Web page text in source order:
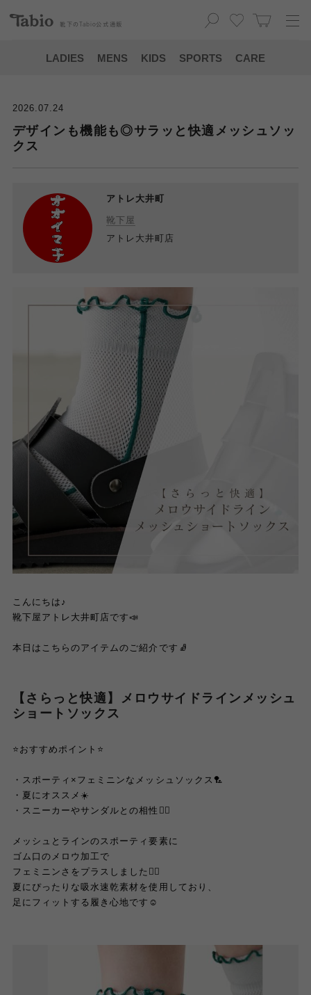
靴下の Tabio 公式通販
LADIES MENS KIDS SPORTS CARE
2026.07.24
デザインも機能も◎サラッと快適メッシュソッ
クス
アトレ大井町
靴下屋
アトレ大井町店
こんにちは♪
靴下屋アトレ大井町店です📣
本日はこちらのアイテムのご紹介です🧦
【さらっと快適】メロウサイドラインメッシュ
ショートソックス
⭐️おすすめポイント⭐️
・スポーティ×フェミニンなメッシュソックス🏸
・夏にオススメ☀️
・スニーカーやサンダルとの相性👌🏻
メッシュとラインのスポーティ要素に
ゴム口のメロウ加工で
フェミニンさをプラスしました☝🏻
夏にぴったりな吸水速乾素材を使用しており、
足にフィットする履き心地です☺️